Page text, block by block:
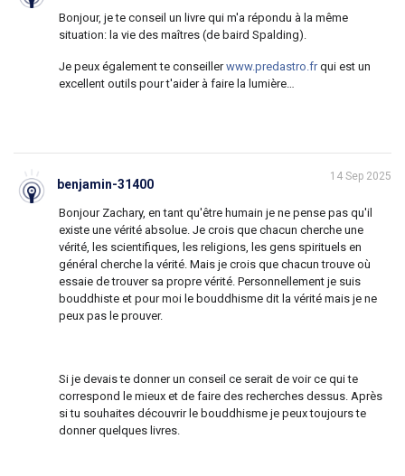
Bonjour, je te conseil un livre qui m'a répondu à la même
situation: la vie des maîtres (de baird Spalding).
Je peux également te conseillerwww.predastro.frqui est un
excellent outils pour t'aider à faire la lumière…
benjamin-31400
14 Sep 2025
Bonjour Zachary, en tant qu'être humain je ne pense pas qu'il
existe une vérité absolue. Je crois que chacun cherche une
vérité, les scientifiques, les religions, les gens spirituels en
général cherche la vérité. Mais je crois que chacun trouve où
essaie de trouver sa propre vérité. Personnellement je suis
bouddhiste et pour moi le bouddhisme dit la vérité mais je ne
peux pas le prouver.
Si je devais te donner un conseil ce serait de voir ce qui te
correspond le mieux et de faire des recherches dessus. Après
si tu souhaites découvrir le bouddhisme je peux toujours te
donner quelques livres.